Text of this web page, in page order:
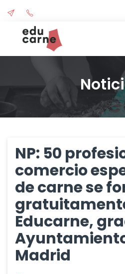
content
NP: 50
comercio
de carne se
Educarne,
Madrid